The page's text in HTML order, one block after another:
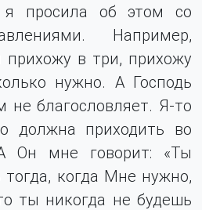
я просила об этом со
Например,
в три, прихожу
нужно. А Господь
не благословляет. Я-то
должна приходить во
Он мне говорит: «Ты
когда Мне нужно,
ты никогда не будешь